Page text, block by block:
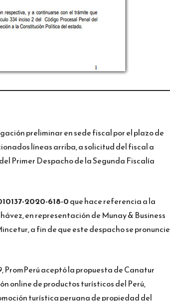
preliminar en sede fiscal por el plazo de
líneas arriba, a solicitud del fiscal a
Primer Despacho de la Segunda Fiscalía
2020-618-0que hace referencia a la
en representación de Munay & Business
a fin de que este despacho se pronuncie
PromPerú aceptó la propuesta de Canatur
online de productos turísticos del Perú,
turística peruana de propiedad del